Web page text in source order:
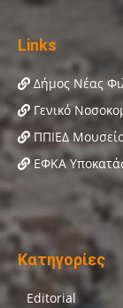
Links
Δήμος Νέας
Γενικό
ΠΠΙΕΔ
ΕΦΚΑ
Κατηγορίες
Editorial